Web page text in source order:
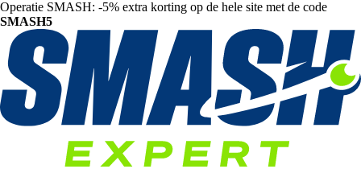
Operatie SMASH: -5% extra korting op de hele site met de code
SMASH5